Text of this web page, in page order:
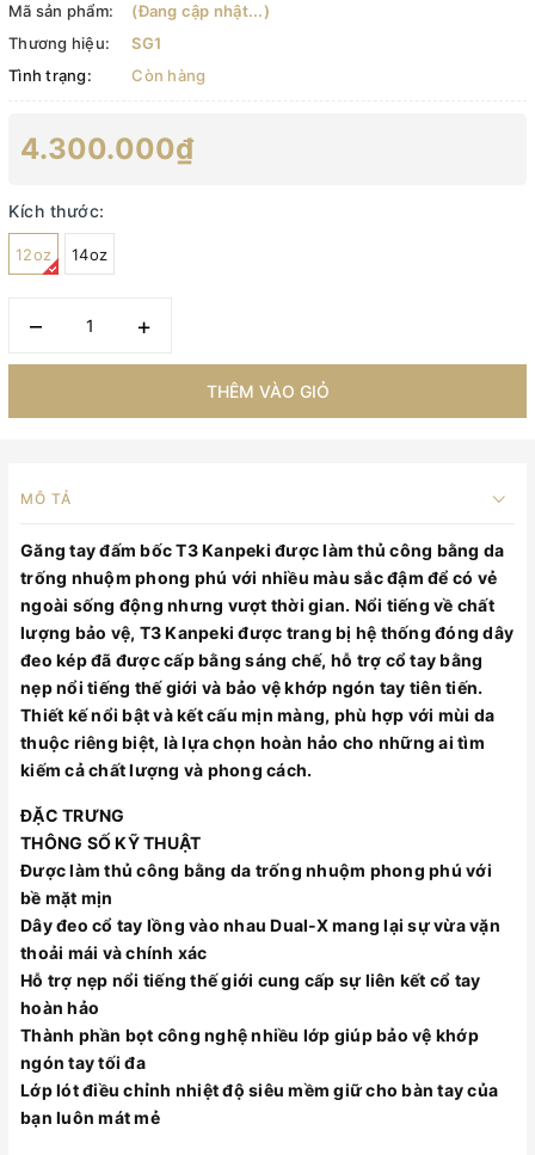
Mã sản phẩm:
(Đang cập nhật...)
Thương hiệu:
SG1
Tình trạng:
Còn hàng
4.300.000₫
Kích thước:
12oz 14oz
– +
THÊM VÀO GIỎ
MÔ TẢ
Găng tay đấm bốc T3 Kanpeki được làm thủ công bằng da
trống nhuộm phong phú với nhiều màu sắc đậm để có vẻ
ngoài sống động nhưng vượt thời gian. Nổi tiếng về chất
lượng bảo vệ, T3 Kanpeki được trang bị hệ thống đóng dây
đeo kép đã được cấp bằng sáng chế, hỗ trợ cổ tay bằng
nẹp nổi tiếng thế giới và bảo vệ khớp ngón tay tiên tiến.
Thiết kế nổi bật và kết cấu mịn màng, phù hợp với mùi da
thuộc riêng biệt, là lựa chọn hoàn hảo cho những ai tìm
kiếm cả chất lượng và phong cách.
ĐẶC TRƯNG
THÔNG SỐ KỸ THUẬT
Được làm thủ công bằng da trống nhuộm phong phú với
bề mặt mịn
Dây đeo cổ tay lồng vào nhau Dual-X mang lại sự vừa vặn
thoải mái và chính xác
Hỗ trợ nẹp nổi tiếng thế giới cung cấp sự liên kết cổ tay
hoàn hảo
Thành phần bọt công nghệ nhiều lớp giúp bảo vệ khớp
ngón tay tối đa
Lớp lót điều chỉnh nhiệt độ siêu mềm giữ cho bàn tay của
bạn luôn mát mẻ